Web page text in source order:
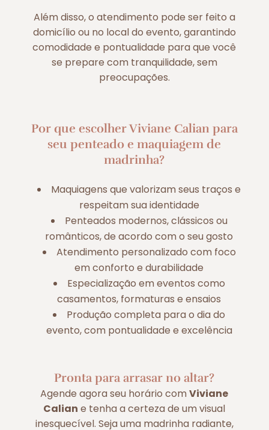
Além disso, o atendimento pode ser feito a
domicílio ou no local do evento, garantindo
comodidade e pontualidade para que você
se prepare com tranquilidade, sem
preocupações.
Por que escolher Viviane Calian para
seu penteado e maquiagem de
madrinha?
Maquiagens que valorizam seus traços e
respeitam sua identidade
Penteados modernos, clássicos ou
românticos, de acordo com o seu gosto
Atendimento personalizado com foco
em conforto e durabilidade
Especialização em eventos como
casamentos, formaturas e ensaios
Produção completa para o dia do
evento, com pontualidade e excelência
Pronta para arrasar no altar?
Agende agora seu horário comViviane
Calian e tenha a certeza de um visual
inesquecível. Seja uma madrinha radiante,